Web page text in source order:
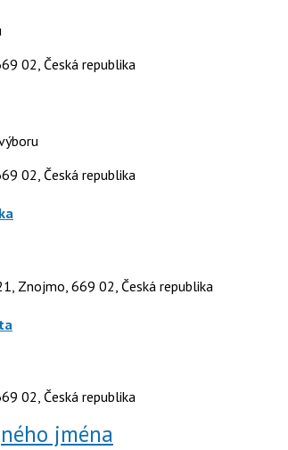
02, Česká republika
02, Česká republika
Znojmo, 669 02, Česká republika
02, Česká republika
jména